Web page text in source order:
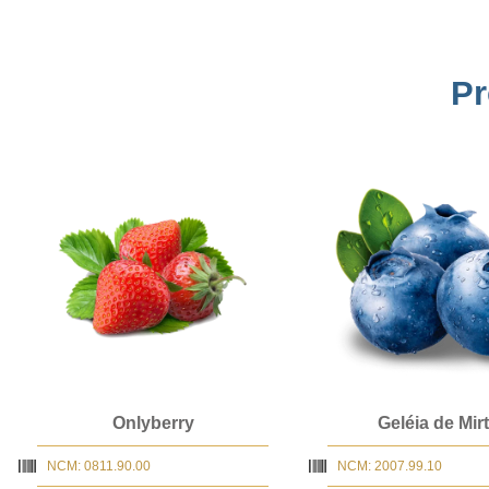
Onlyberry
NCM: 0811.90.00
Geléia de
NCM: 2007.99.10